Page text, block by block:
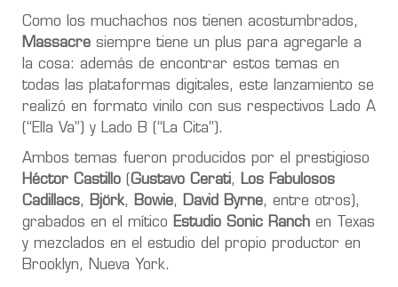
Como los muchachos nos tienen acostumbrados,
Massacre siempre tiene un plus para agregarle a
la cosa: además de encontrar estos temas en
todas las plataformas digitales, este lanzamiento se
realizó en formato vinilo con sus respectivos Lado A
(“Ella Va”) y Lado B (“La Cita”).
Ambos temas fueron producidos por el prestigioso
Héctor Castillo
Gustavo Cerati,
Los Fabulosos
Cadillacs, Björk, Bowie, David Byrne, entre otros),
grabados en el mítico Estudio Sonic Ranch en Texas
y mezclados en el estudio del propio productor en
Brooklyn, Nueva York.